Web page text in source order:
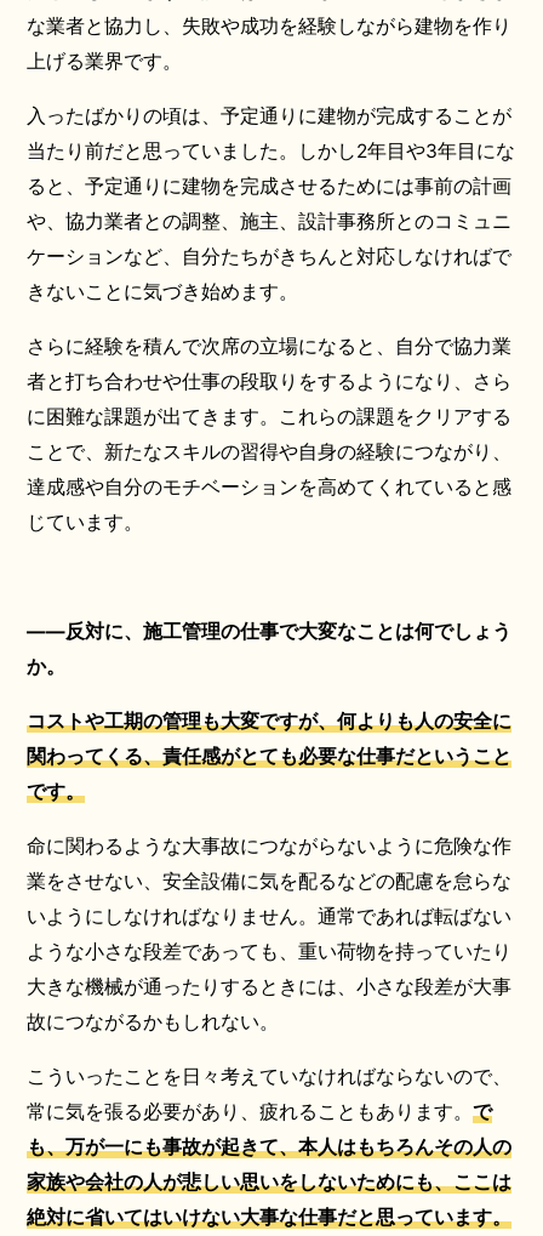
な業者と協力し、失敗や成功を経験しながら建物を作り
上げる業界です。
入ったばかりの頃は、予定通りに建物が完成することが
当たり前だと思っていました。しかし2年目や3年目にな
ると、予定通りに建物を完成させるためには事前の計画
や、協力業者との調整、施主、設計事務所とのコミュニ
ケーションなど、自分たちがきちんと対応しなければで
きないことに気づき始めます。
さらに経験を積んで次席の立場になると、自分で協力業
者と打ち合わせや仕事の段取りをするようになり、さら
に困難な課題が出てきます。これらの課題をクリアする
ことで、新たなスキルの習得や自身の経験につながり、
達成感や自分のモチベーションを高めてくれていると感
じています。
――反対に、施工管理の仕事で大変なことは何でしょう
か。
コストや工期の管理も大変ですが、何よりも人の安全に
関わってくる、責任感がとても必要な仕事だということ
です。
命に関わるような大事故につながらないように危険な作
業をさせない、安全設備に気を配るなどの配慮を怠らな
いようにしなければなりません。通常であれば転ばない
ような小さな段差であっても、重い荷物を持っていたり
大きな機械が通ったりするときには、小さな段差が大事
故につながるかもしれない。
こういったことを日々考えていなければならないので、
常に気を張る必要があり、疲れることもあります。 で
も、万が一にも事故が起きて、本人はもちろんその人の
家族や会社の人が悲しい思いをしないためにも、ここは
絶対に省いてはいけない大事な仕事だと思っています。